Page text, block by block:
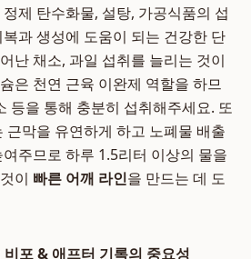
제 탄수화물, 설탕, 가공식품의 섭
과 생성에 도움이 되는 건강한 단
난 채소, 과일 섭취를 늘리는 것이
은 천연 근육 이완제 역할을 하므
등을 통해 충분히 섭취해주세요. 또
근막을 유연하게 하고 노폐물 배출
주므로 하루 1.5리터 이상의 물을
이 빠른 어깨 라인을 만드는 데 도
포 & 애프터 기록의 중요성